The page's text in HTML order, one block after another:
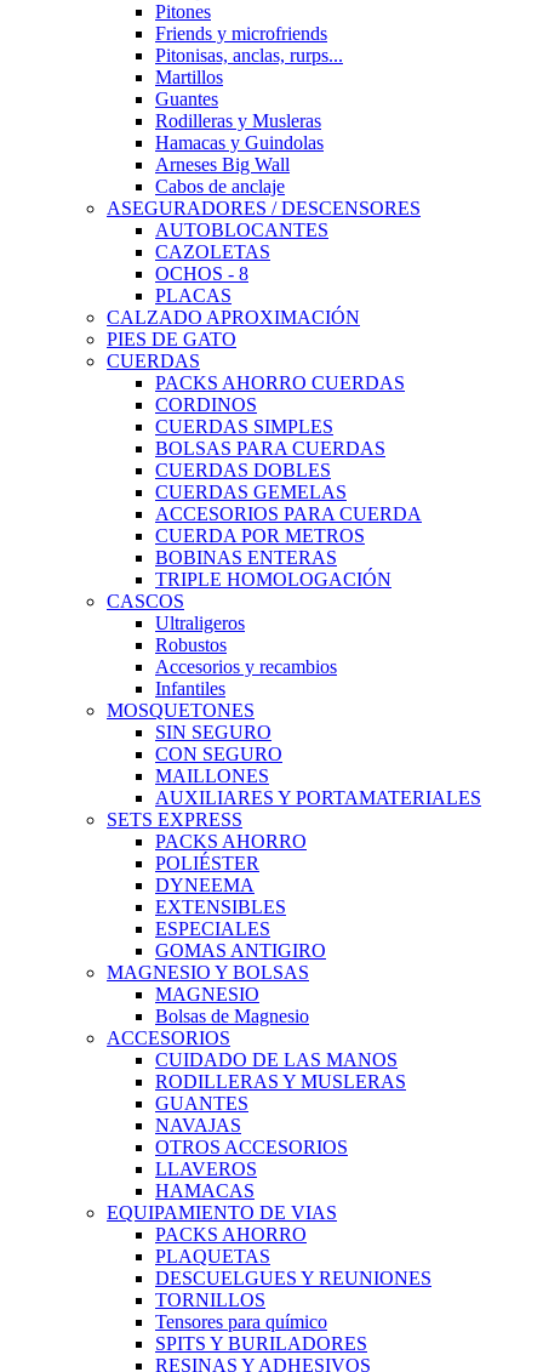
Pitones
Friends y microfriends
Pitonisas, anclas, rurps...
Martillos
Guantes
Rodilleras y Musleras
Hamacas y Guindolas
Arneses Big Wall
Cabos de anclaje
ASEGURADORES / DESCENSORES
AUTOBLOCANTES
CAZOLETAS
OCHOS - 8
PLACAS
CALZADO APROXIMACIÓN
PIES DE GATO
CUERDAS
PACKS AHORRO CUERDAS
CORDINOS
CUERDAS SIMPLES
BOLSAS PARA CUERDAS
CUERDAS DOBLES
CUERDAS GEMELAS
ACCESORIOS PARA CUERDA
CUERDA POR METROS
BOBINAS ENTERAS
TRIPLE HOMOLOGACIÓN
CASCOS
Ultraligeros
Robustos
Accesorios y recambios
Infantiles
MOSQUETONES
SIN SEGURO
CON SEGURO
MAILLONES
AUXILIARES Y PORTAMATERIALES
SETS EXPRESS
PACKS AHORRO
POLIÉSTER
DYNEEMA
EXTENSIBLES
ESPECIALES
GOMAS ANTIGIRO
MAGNESIO Y BOLSAS
MAGNESIO
Bolsas de Magnesio
ACCESORIOS
CUIDADO DE LAS MANOS
RODILLERAS Y MUSLERAS
GUANTES
NAVAJAS
OTROS ACCESORIOS
LLAVEROS
HAMACAS
EQUIPAMIENTO DE VIAS
PACKS AHORRO
PLAQUETAS
DESCUELGUES Y REUNIONES
TORNILLOS
Tensores para químico
SPITS Y BURILADORES
RESINAS Y ADHESIVOS